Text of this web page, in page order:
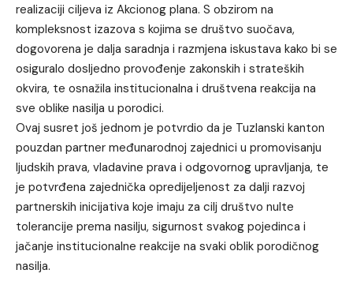
realizaciji ciljeva iz Akcionog plana. S obzirom na
kompleksnost izazova s kojima se društvo suočava,
dogovorena je dalja saradnja i razmjena iskustava kako bi se
osiguralo dosljedno provođenje zakonskih i strateških
okvira, te osnažila institucionalna i društvena reakcija na
sve oblike nasilja u porodici.
Ovaj susret još jednom je potvrdio da je Tuzlanski kanton
pouzdan partner međunarodnoj zajednici u promovisanju
ljudskih prava, vladavine prava i odgovornog upravljanja, te
je potvrđena zajednička opredijeljenost za dalji razvoj
partnerskih inicijativa koje imaju za cilj društvo nulte
tolerancije prema nasilju, sigurnost svakog pojedinca i
jačanje institucionalne reakcije na svaki oblik porodičnog
nasilja.